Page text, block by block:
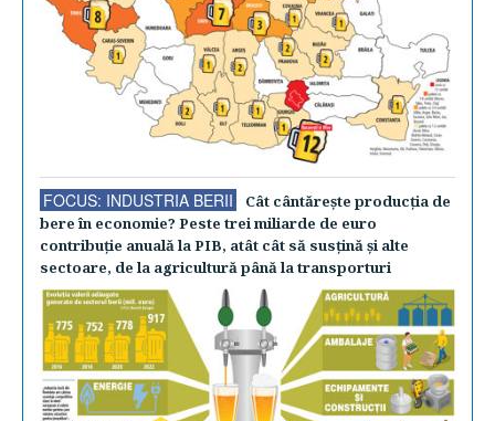
FOCUS: INDUSTRIA BERII
Cât cântăreşte producţia de
bere în economie? Peste trei miliarde de euro
contribuţie anuală la PIB, atât cât să susţină şi alte
sectoare, de la agricultură până la transporturi